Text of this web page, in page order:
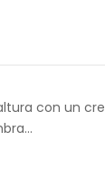
con un